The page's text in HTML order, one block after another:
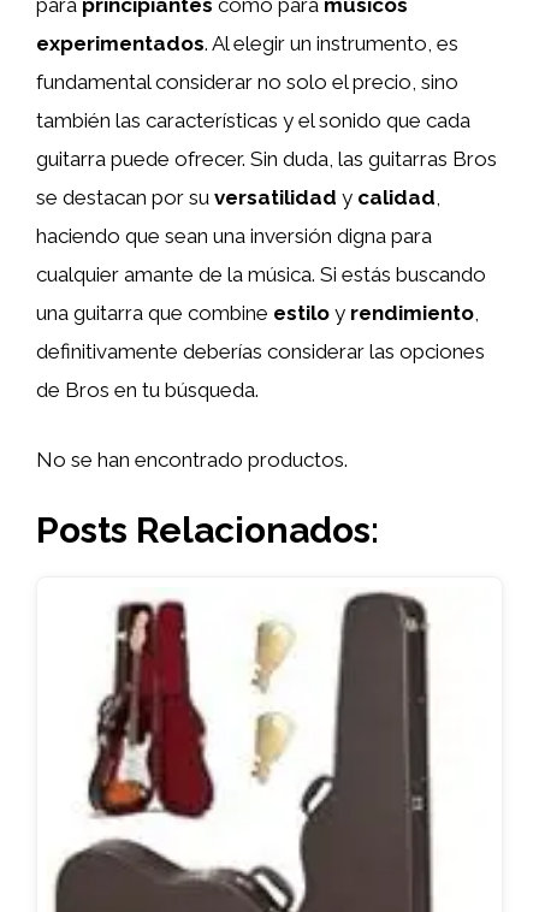
para principiantes como para músicos
experimentados. Al elegir un instrumento, es
fundamental considerar no solo el precio, sino
también las características y el sonido que cada
guitarra puede ofrecer. Sin duda, las guitarras Bros
se destacan por su versatilidad y calidad,
haciendo que sean una inversión digna para
cualquier amante de la música. Si estás buscando
una guitarra que combine estilo y rendimiento,
definitivamente deberías considerar las opciones
de Bros en tu búsqueda.
No se han encontrado productos.
Posts Relacionados: